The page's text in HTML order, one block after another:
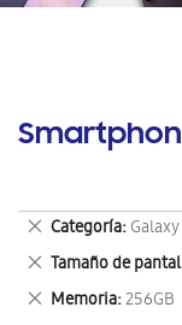
Categoría
Eliminar
este
artículo
Tamaño de
Eliminar
este
artículo
Memoria 256GB
Eliminar